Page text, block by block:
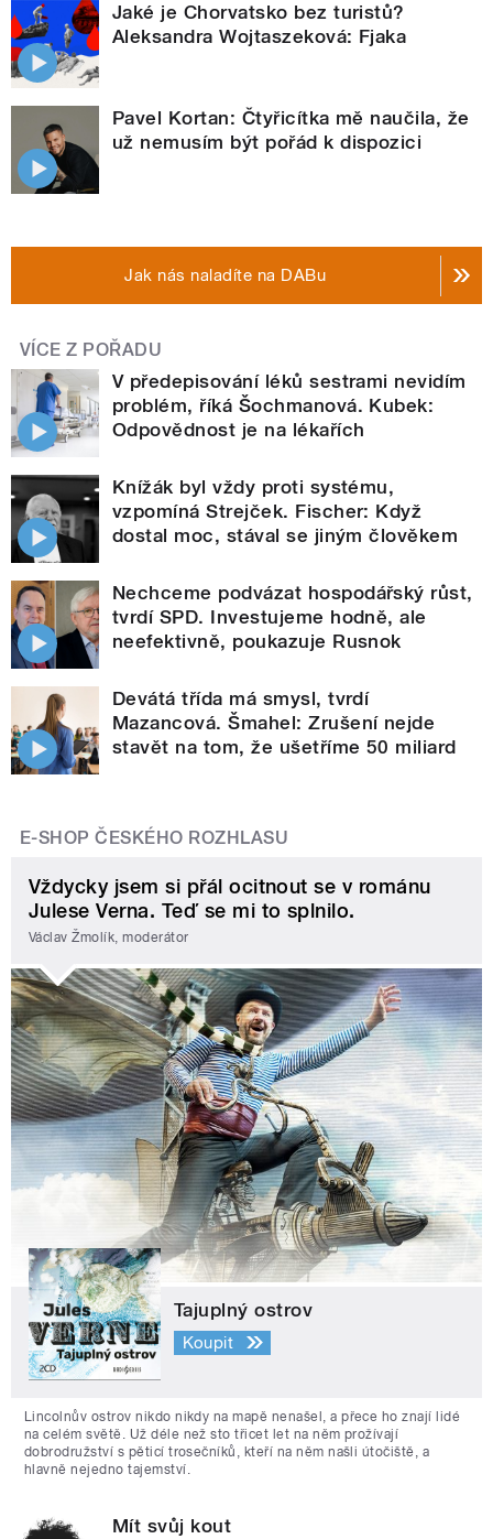
Jaké je Chorvatsko bez turistů?
Aleksandra Wojtaszeková: Fjaka
Pavel Kortan: Čtyřicítka mě naučila, že
už nemusím být pořád k dispozici
Jak nás naladíte na DABu
VÍCE Z POŘADU
V předepisování léků sestrami nevidím
problém, říká Šochmanová. Kubek:
Odpovědnost je na lékařích
Knížák byl vždy proti systému,
vzpomíná Strejček. Fischer: Když
dostal moc, stával se jiným člověkem
Nechceme podvázat hospodářský růst,
tvrdí SPD. Investujeme hodně, ale
neefektivně, poukazuje Rusnok
Devátá třída má smysl, tvrdí
Mazancová. Šmahel: Zrušení nejde
stavět na tom, že ušetříme 50 miliard
E-SHOP ČESKÉHO ROZHLASU
Vždycky jsem si přál ocitnout se v románu
Julese Verna. Teď se mi to splnilo.
Václav Žmolík, moderátor
Tajuplný ostrov
Koupit
Lincolnův ostrov nikdo nikdy na mapě nenašel, a přece ho znají lidé
na celém světě. Už déle než sto třicet let na něm prožívají
dobrodružství s pěticí trosečníků, kteří na něm našli útočiště, a
hlavně nejedno tajemství.
Mít svůj kout